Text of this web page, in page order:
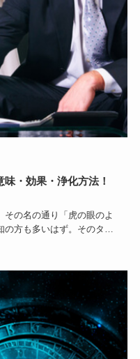
・効果・浄化方法！
の名の通り「虎の眼のよ
方も多いはず。そのタイ